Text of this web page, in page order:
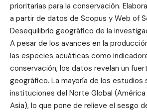
prioritarias para la conservación.
a partir de datos de Scopus y Web of
Desequilibrio geográfico de la
A pesar de los avances en la
las especies acuáticas como
conservación, los datos revelan un
geográfico. La mayoría de los estudios
instituciones del Norte Global
Asia), lo que pone de relieve el sesgo